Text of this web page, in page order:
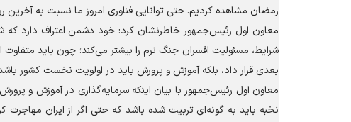
رمضان مشاهده کردیم. حتی توانایی فناوری امروز ما نسبت به
معاون اول رئیس‌جمهور خاطرنشان کرد: خود دشمن اعتراف دارد که
شرایط، مسئولیت افسران جنگ نرم را بیشتر می‌کند؛ چون باید
بعدی قرار داد، بلکه آموزش و پرورش باید در اولویت نخست کشور
معاون اول رئیس‌جمهور با بیان اینکه سرمایه‌گذاری در آموزش و
نخبه باید به گونه‌ای تربیت شده باشد که حتی اگر از ایران مهاجرت